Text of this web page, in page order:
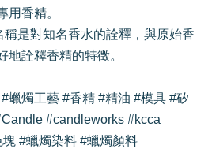
用香精。
是對知名香水的詮釋，與原始香
地詮釋香精的特徵。
蠟燭工藝 #香精 #精油 #模具 #矽
#candleworks #kcca
#蠟燭染料 #蠟燭顏料